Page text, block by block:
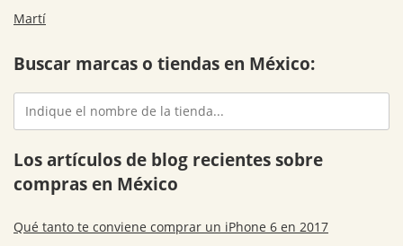
Martí
Buscar marcas o tiendas en México:
Los artículos de blog recientes sobre
compras en México
Qué tanto te conviene comprar un iPhone 6 en 2017